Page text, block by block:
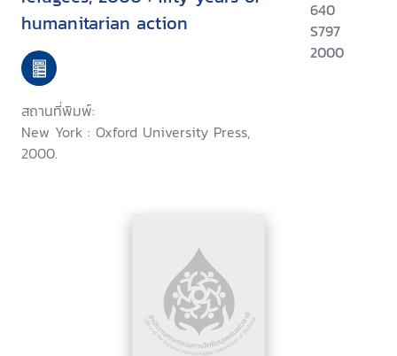
humanitarian action
สถานที่พิมพ์:
New York : Oxford University Press,
2000.
640
S797
2000